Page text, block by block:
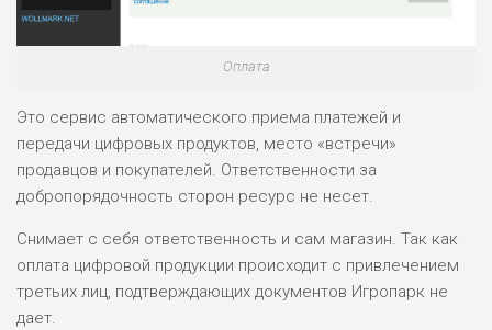
Оплата
Это сервис автоматического приема платежей и
передачи цифровых продуктов, место «встречи»
продавцов и покупателей. Ответственности за
добропорядочность сторон ресурс не несет.
Снимает с себя ответственность и сам магазин. Так как
оплата цифровой продукции происходит с привлечением
третьих лиц, подтверждающих документов Игропарк не
дает.